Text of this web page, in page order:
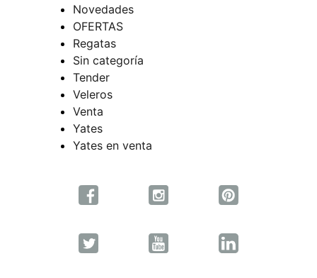
Novedades
OFERTAS
Regatas
Sin categoría
Tender
Veleros
Venta
Yates
Yates en venta